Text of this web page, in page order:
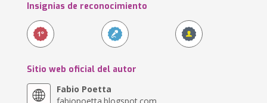
Insignias de reconocimiento
Sitio web oficial del autor
Fabio Poetta